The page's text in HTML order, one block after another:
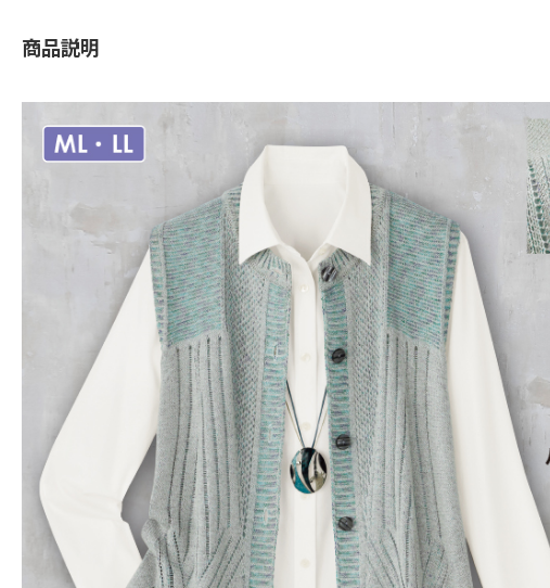
商品説明